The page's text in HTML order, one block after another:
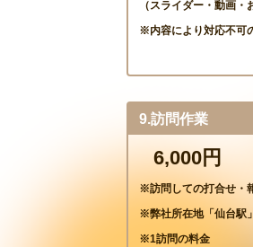
（スライダー・動画・
※内容により対応不可
9.訪問作業
6,000円
※訪問しての打合せ・
※弊社所在地「仙台駅
※1訪問の料金